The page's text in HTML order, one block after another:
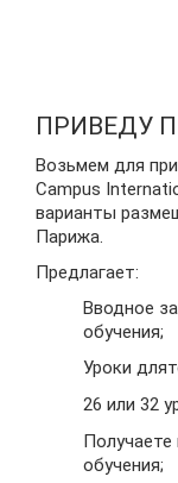
ПРИВЕДУ
Возьмем для
Campus
варианты
Парижа.
Предлагает:
Вводное
обучения;
Уроки
26 или 32
обучения;